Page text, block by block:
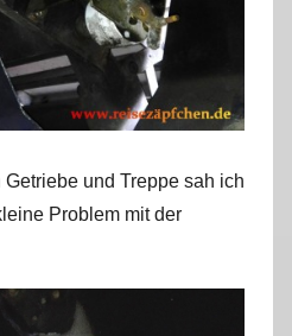
und Treppe sah ich
Problem mit der